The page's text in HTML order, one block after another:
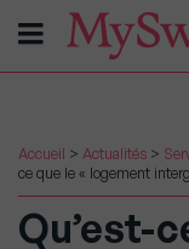
Accueil > Actualités >
ce que le « logement
Qu’est-